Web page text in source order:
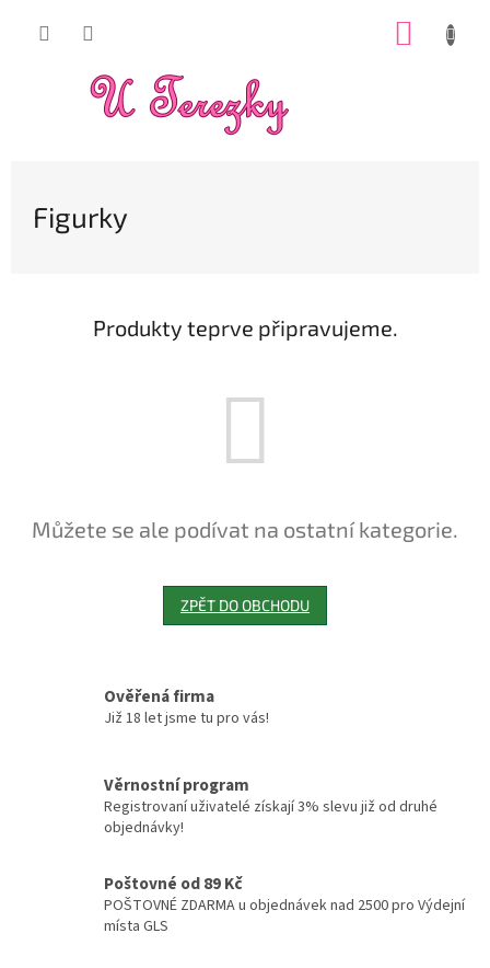
Figurky
Produkty teprve připravujeme.
Můžete se ale podívat na ostatní kategorie.
ZPĚT DO OBCHODU
Ověřená firma
Již 18 let jsme tu pro vás!
Věrnostní program
Registrovaní uživatelé získají 3% slevu již od druhé
objednávky!
Poštovné od 89 Kč
POŠTOVNÉ ZDARMA u objednávek nad 2500 pro Výdejní
místa GLS